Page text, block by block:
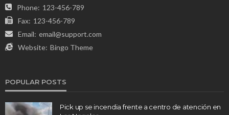
Phone: 123-456-789
Fax: 123-456-789
Email: email@support.com
Website: Bingo Theme
POPULAR POSTS
Pick up se incendia frente a centro de atención en